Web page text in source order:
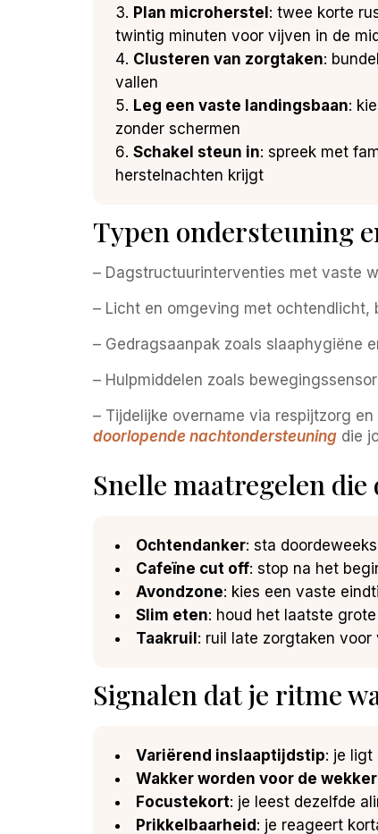
Plan microherstel: twee korte
twintig minuten voor vijven in de
Clusteren van zorgtaken:
vallen
Leg een vaste landingsbaan:
zonder schermen
Schakel steun in: spreek met
herstelnachten krijgt
Typen ondersteuning
– Dagstructuurinterventies met vaste
– Licht en omgeving met ochtendlicht,
– Gedragsaanpak zoals slaaphygiëne
– Hulpmiddelen zoals
– Tijdelijke overname via respijtzorg
doorlopende nachtondersteuning die
Snelle maatregelen
Ochtendanker: sta
Cafeïne cut off: stop na het
Avondzone: kies een vaste
Slim eten: houd het laatste
Taakruil: ruil late zorgtaken
Signalen dat je ritme
Variërend inslaaptijdstip: je ligt
Wakker worden voor de wekker
Focustekort: je leest dezelfde
Prikkelbaarheid: je reageert